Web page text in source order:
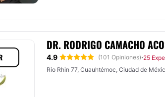
DR. RODRIGO CAMACHO
4.9 (101 Opiniones)·25
Rio Rhin 77, Cuauhtémoc, Ciudad de